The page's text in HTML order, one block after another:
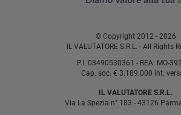
© Copyright 2012 - 2026
IL VALUTATORE S.R.L. - All Rights
P.I. 03490530361 - REA: MO-
Cap. soc. € 3.189.000 int.
IL VALUTATORE S.R.L.
Via La Spezia n° 183 - 43126